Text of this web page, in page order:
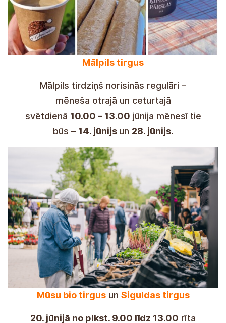
Mercado de Mālpils
El mercado de Mālpils se celebra
regularmente: el segundo y cuarto
domingode mes de 10:00 a 13:00, y en
junio seráel 14y el 28 de junio
Nuestro mercado biológicoyel